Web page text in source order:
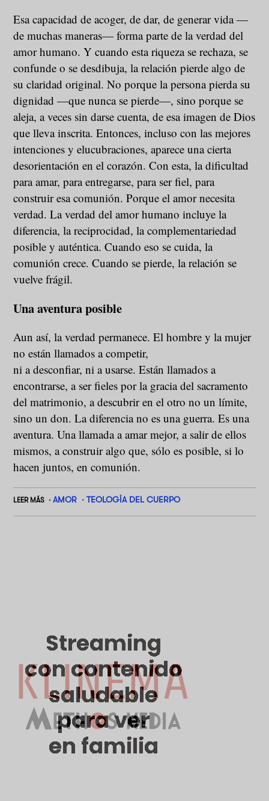
Esa capacidad de acoger, de dar, de generar vida —
de muchas maneras— forma parte de la verdad del
amor humano. Y cuando esta riqueza se rechaza, se
confunde o se desdibuja, la relación pierde algo de
su claridad original. No porque la persona pierda su
dignidad —que nunca se pierde—, sino porque se
aleja, a veces sin darse cuenta, de esa imagen de Dios
que lleva inscrita. Entonces, incluso con las mejores
intenciones y elucubraciones, aparece una cierta
desorientación en el corazón. Con esta, la dificultad
para amar, para entregarse, para ser fiel, para
construir esa comunión. Porque el amor necesita
verdad. La verdad del amor humano incluye la
diferencia, la reciprocidad, la complementariedad
posible y auténtica. Cuando eso se cuida, la
comunión crece. Cuando se pierde, la relación se
vuelve frágil.
Una aventura posible
Aun así, la verdad permanece. El hombre y la mujer
no están llamados a competir,
ni a desconfiar, ni a usarse. Están llamados a
encontrarse, a ser fieles por la gracia del sacramento
del matrimonio, a descubrir en el otro no un límite,
sino un don. La diferencia no es una guerra. Es una
aventura. Una llamada a amar mejor, a salir de ellos
mismos, a construir algo que, sólo es posible, si lo
hacen juntos, en comunión.
LEER MÁS AMOR TEOLOGÍA DEL CUERPO